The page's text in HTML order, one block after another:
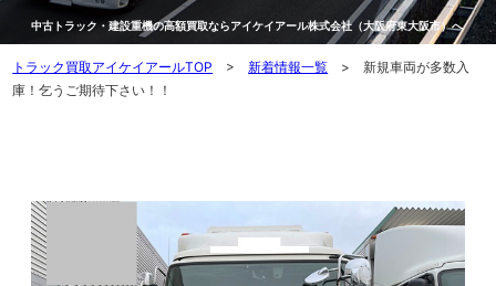
中古トラック・建設重機の高額買取ならアイケイアール株式会社（大阪府東大阪市）へ
トラック買取アイケイアールTOP >新着情報一覧 > 新規車両が多数入
庫！乞うご期待下さい！！